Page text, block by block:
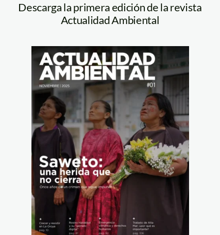
Descarga la primera edición de la revista
Actualidad Ambiental